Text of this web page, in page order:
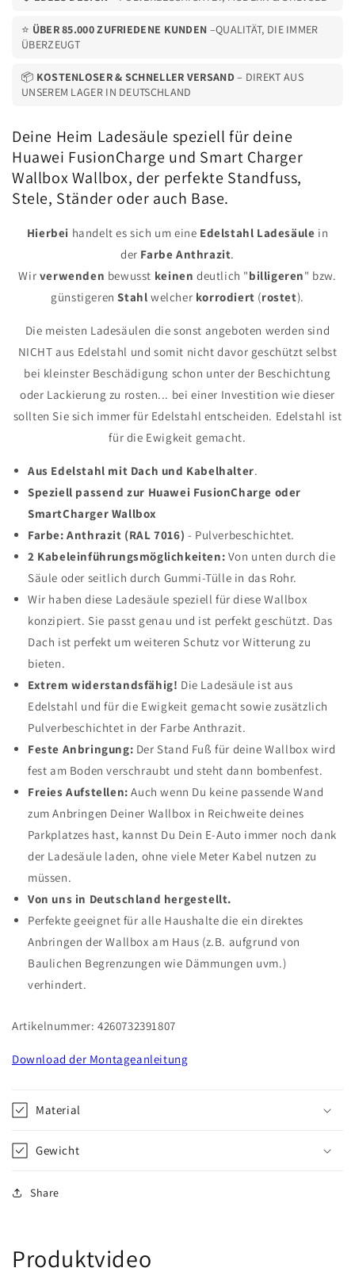
⭐ ÜBER 85.000 ZUFRIEDENE KUNDEN –QUALITÄT, DIE IMMER
ÜBERZEUGT
📦 KOSTENLOSER & SCHNELLER VERSAND– DIREKT AUS
UNSEREM LAGER IN DEUTSCHLAND
Deine Heim Ladesäule speziell für deine
Huawei FusionCharge und Smart Charger
Wallbox Wallbox, der perfekte Standfuss,
Stele, Ständer oder auch Base.
Hierbei handelt es sich um eine Edelstahl Ladesäule in
der Farbe Anthrazit.
Wir verwenden bewusst keinen deutlich "billigeren" bzw.
günstigeren Stahl welcher korrodiert (rostet).
Die meisten Ladesäulen die sonst angeboten werden sind
NICHT aus Edelstahl und somit nicht davor geschützt selbst
bei kleinster Beschädigung schon unter der Beschichtung
oder Lackierung zu rosten... bei einer Investition wie dieser
sollten Sie sich immer für Edelstahl entscheiden. Edelstahl ist
für die Ewigkeit gemacht.
Aus Edelstahl mit Dach und Kabelhalter.
Speziell passend zur Huawei FusionCharge oder
SmartCharger Wallbox
Farbe: Anthrazit (RAL 7016) - Pulverbeschichtet.
2 Kabeleinführungsmöglichkeiten: Von unten durch die
Säule oder seitlich durch Gummi-Tülle in das Rohr.
Wir haben diese Ladesäule speziell für diese Wallbox
konzipiert. Sie passt genau und ist perfekt geschützt. Das
Dach ist perfekt um weiteren Schutz vor Witterung zu
bieten.
Extrem widerstandsfähig! Die Ladesäule ist aus
Edelstahl und für die Ewigkeit gemacht sowie zusätzlich
Pulverbeschichtet in der Farbe Anthrazit.
Feste Anbringung: Der Stand Fuß für deine Wallbox wird
fest am Boden verschraubt und steht dann bombenfest.
Freies Aufstellen: Auch wenn Du keine passende Wand
zum Anbringen Deiner Wallbox in Reichweite deines
Parkplatzes hast, kannst Du Dein E-Auto immer noch dank
der Ladesäule laden, ohne viele Meter Kabel nutzen zu
müssen.
Von uns in Deutschland hergestellt.
Perfekte geeignet für alle Haushalte die ein direktes
Anbringen der Wallbox am Haus (z.B. aufgrund von
Baulichen Begrenzungen wie Dämmungen uvm.)
verhindert.
Artikelnummer: 4260732391807
Download der Montageanleitung
Material
Gewicht
Share
Produktvideo